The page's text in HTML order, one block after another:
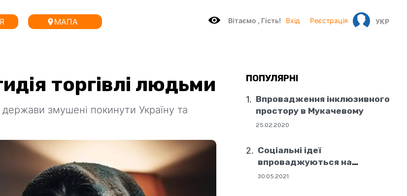
МАПА Вітаємo , Гість! Вхід Реєстрація УКР
торгівлі людьми
держави змушені покинути Україну та
ПОПУЛЯРНІ
Впровадження інклюзивного
простору в Мукачевому
25.02.2020
Соціальні ідеї
впроваджуються на
державному рівні
30.05.2021